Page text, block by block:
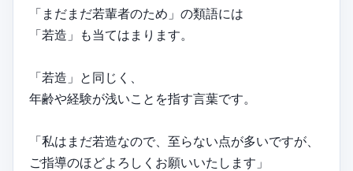
「まだまだ若輩者のため」の類語には
「若造」も当てはまります。
「若造」と同じく、
年齢や経験が浅いことを指す言葉です。
「私はまだ若造なので、至らない点が多いですが、
ご指導のほどよろしくお願いいたします」